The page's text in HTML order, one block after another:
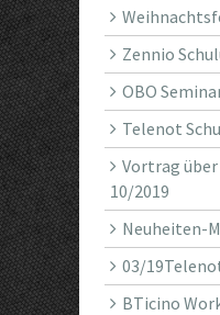
Zennio
OBO
Telenot
Vortrag
10/2019
Neuheiten-
03/
BTicino